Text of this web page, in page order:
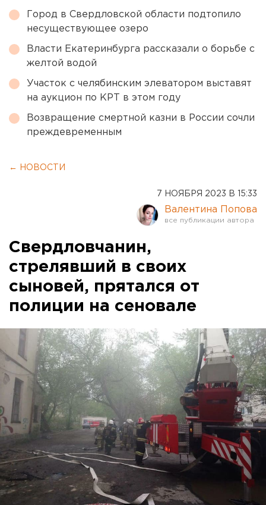
Город в Свердловской области подтопило
несуществующее озеро
Власти Екатеринбурга рассказали о борьбе с
желтой водой
Участок с челябинским элеватором выставят
на аукцион по КРТ в этом году
Возвращение смертной казни в России сочли
преждевременным
← НОВОСТИ
7 НОЯБРЯ 2023 В 15:33
Валентина Попова
Свердловчанин,
стрелявший в своих
сыновей, прятался от
полиции на сеновале